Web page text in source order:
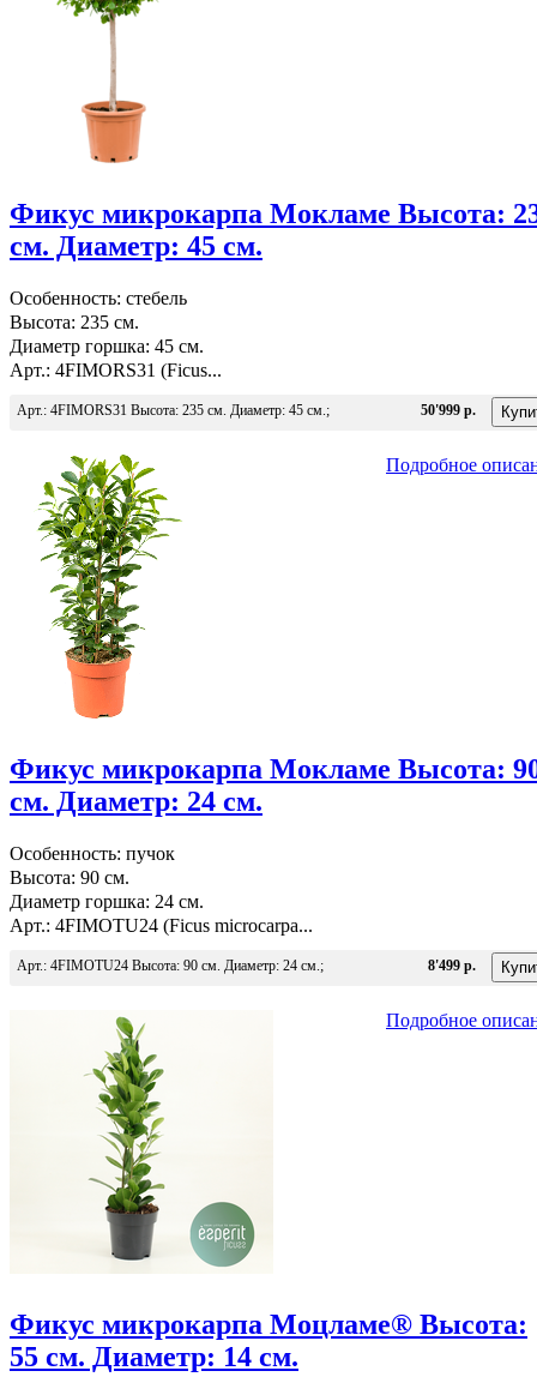
Фикус микрокарпа Мокламе Высота:
см. Диаметр: 45 см.
Особенность: стебель
Высота: 235 см.
Диаметр горшка: 45 см.
Арт.: 4FIMORS31 (Ficus...
Арт.: 4FIMORS31 Высота: 235 см. Диаметр: 45 см.; 50'999 р.
Подробное
Фикус микрокарпа Мокламе Высота:
см. Диаметр: 24 см.
Особенность: пучок
Высота: 90 см.
Диаметр горшка: 24 см.
Арт.: 4FIMOTU24 (Ficus microcarpa...
Арт.: 4FIMOTU24 Высота: 90 см. Диаметр: 24 см.; 8'499 р.
Подробное
Фикус микрокарпа Моцламе® Высота:
55 см. Диаметр: 14 см.